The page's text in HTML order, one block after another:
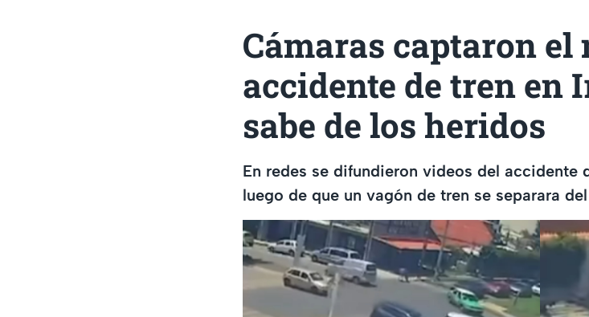
Cámaras captaron el
accidente de tren en
sabe de los heridos
En redes se difundieron videos del accidente
luego de que un vagón de tren se separara